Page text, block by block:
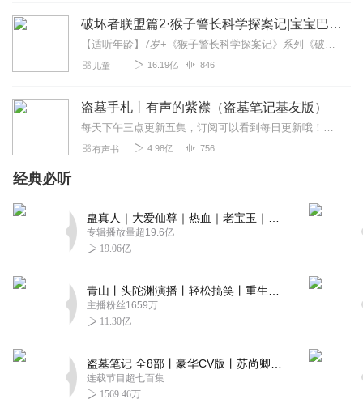
破坏者联盟篇2·猴子警长科学探案记|宝宝巴士故事
【适听年龄】7岁+《猴子警长科学探案记》系列《破坏者联盟篇1·猴子警长科学探案记》>>>《破坏者联盟篇2·猴子警长科学探案记》>>>《破坏者联盟篇3·猴子警长科...
儿童 16.19亿 846
盗墓手札丨有声的紫襟（盗墓笔记基友版）
每天下午三点更新五集，订阅可以看到每日更新哦！【内容简介】2013年，我意外破产，女友弃我而去，无奈之下，我走上了一条挖坟盗墓的路，一个离奇诡异的世界，就这样展...
有声书 4.98亿 756
经典必听
专辑播放量超19.6亿
19.06亿
主播粉丝1659万
11.30亿
连载节目超七百集
1569.46万